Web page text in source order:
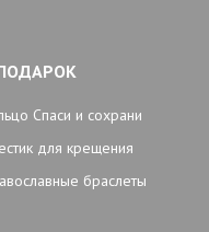
Спаси и сохрани
для крещения
браслеты